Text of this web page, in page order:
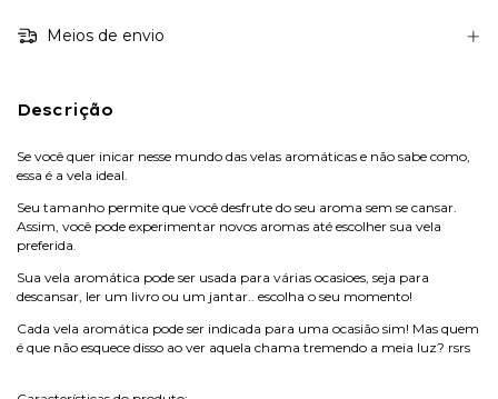
Meios de envio
Descrição
Se você quer inicar nesse mundo das velas aromáticas e não sabe como,
essa é a vela ideal.
Seu tamanho permite que você desfrute do seu aroma sem se cansar.
Assim, você pode experimentar novos aromas até escolher sua vela
preferida.
Sua vela aromática pode ser usada para várias ocasioes, seja para
descansar, ler um livro ou um jantar.. escolha o seu momento!
Cada vela aromática pode ser indicada para uma ocasião sim! Mas quem
é que não esquece disso ao ver aquela chama tremendo a meia luz? rsrs